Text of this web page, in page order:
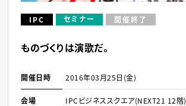
IPC セミナー 開催終了
ものづくりは演歌だ。
開催日時 2016年03月25日(金)
会場 IPCビジネススクエア(NEXT21 12階)